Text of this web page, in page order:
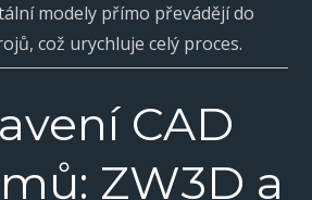
modely přímo převádějí do
což urychluje celý proces.
CAD
ZW3D a